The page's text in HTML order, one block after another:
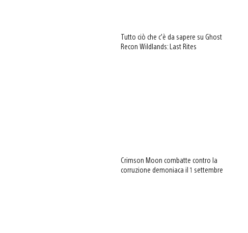
Tutto ciò che c’è da sapere su Ghost
Recon Wildlands: Last Rites
Crimson Moon combatte contro la
corruzione demoniaca il 1 settembre